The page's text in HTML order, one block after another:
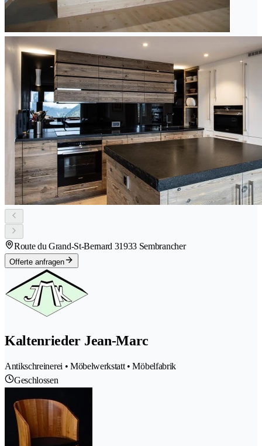
Route du Grand-St-Bernard 31933 Sembrancher
Offerte anfragen
Kaltenrieder Jean-Marc
Antikschreinerei • Möbelwerkstatt • Möbelfabrik
Geschlossen